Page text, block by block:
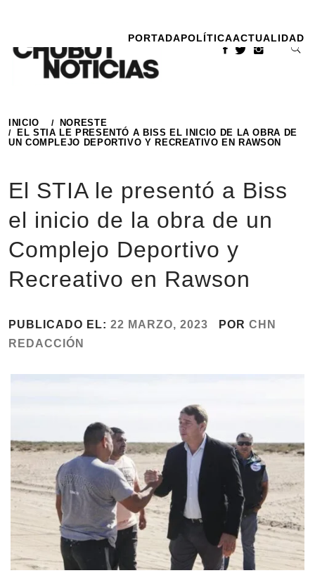
contenido
PORTADAPOLÍTICAACTUALIDAD
INICIO
NORESTE
EL STIA LE PRESENTÓ A BISS EL INICIO DE LA OBRA DE
UN COMPLEJO DEPORTIVO Y RECREATIVO EN RAWSON
El STIA le presentó a Biss
el inicio de la obra de un
Complejo Deportivo y
Recreativo en Rawson
PUBLICADO EL: 22 MARZO, 2023 POR CHN
REDACCIÓN